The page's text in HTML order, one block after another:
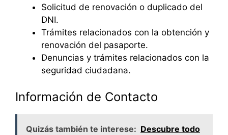
Solicitud de renovación o duplicado del
DNI.
Trámites relacionados con la obtención y
renovación del pasaporte.
Denuncias y trámites relacionados con la
seguridad ciudadana.
Información de Contacto
Quizás también te interese: Descubre todo